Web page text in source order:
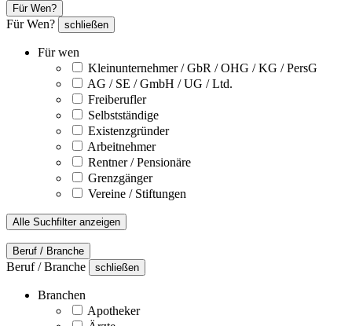
Für Wen?
Für Wen? schließen
Für wen
Kleinunternehmer / GbR / OHG / KG / PersG
AG / SE / GmbH / UG / Ltd.
Freiberufler
Selbstständige
Existenzgründer
Arbeitnehmer
Rentner / Pensionäre
Grenzgänger
Vereine / Stiftungen
Alle Suchfilter anzeigen
Beruf / Branche
Beruf / Branche schließen
Branchen
Apotheker